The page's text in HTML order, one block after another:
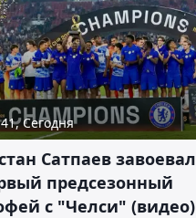
Сегодня
Сатпаев завоевал
предсезонный
с "Челси" (видео)